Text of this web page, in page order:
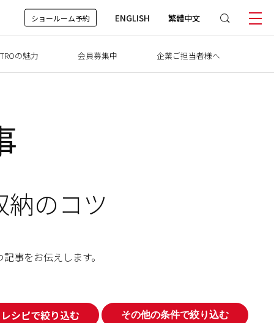
ショールーム予約 ENGLISH 繁體中文
のコツ
事をお伝えします。
の魅力 会員募集中 企業ご担当者様へ
レシピで絞り込む その他の条件で絞り込む